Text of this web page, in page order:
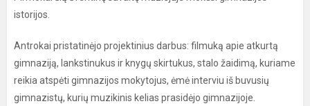
istorijos.
Antrokai pristatinėjo projektinius darbus: filmuką apie atkurtą
gimnaziją, lankstinukus ir knygų skirtukus, stalo žaidimą, kuriame
reikia atspėti gimnazijos mokytojus, ėmė interviu iš buvusių
gimnazistų, kurių muzikinis kelias prasidėjo gimnazijoje.